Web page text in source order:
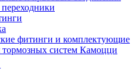
фитинги и комплектующие
систем Камоцци